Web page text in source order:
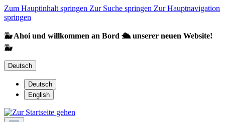
Zum Hauptinhalt springen Zur Suche springen Zur Hauptnavigation
springen
🐳 Ahoi und willkommen an Bord 🛳️ unserer neuen Website!
🐳
Deutsch
Deutsch
English